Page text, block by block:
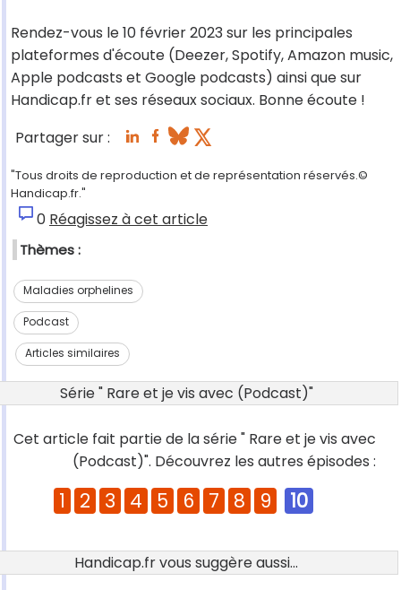
Rendez-vous le 10 février 2023 sur les principales
plateformes d'écoute (Deezer, Spotify, Amazon music,
Apple podcasts et Google podcasts) ainsi que sur
Handicap.fr et ses réseaux sociaux. Bonne écoute !
Partager sur :
"Tous droits de reproduction et de représentation réservés.©
Handicap.fr."
0 Réagissez à cet article
Thèmes :
Maladies orphelines
Podcast
Articles similaires
Série " Rare et je vis avec (Podcast)"
Cet article fait partie de la série " Rare et je vis avec
(Podcast)". Découvrez les autres épisodes :
1 2 3 4 5 6 7 8 9 10
Handicap.fr vous suggère aussi...